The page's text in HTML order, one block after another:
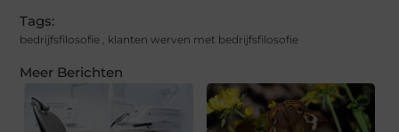
Tags:
bedrijfsfilosofie , klanten werven met bedrijfsfilosofie
Meer Berichten